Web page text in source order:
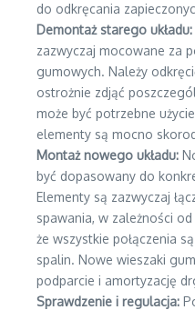
do odkręcania
Demontaż starego układu:
zazwyczaj mocowane za
gumowych. Należy
ostrożnie zdjąć
może być potrzebne
elementy są mocno
Montaż nowego układu:
być dopasowany do
Elementy są zazwyczaj
spawania, w zależności
że wszystkie połączenia
spalin. Nowe wieszaki
podparcie i amortyzację
Sprawdzenie i regulacja: